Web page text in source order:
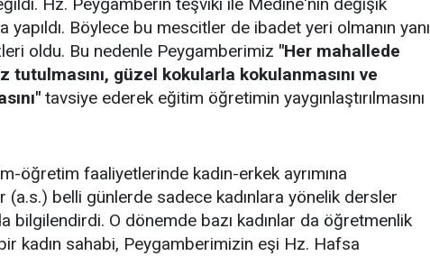
Böylece bu mescitler de ibadet yeri olmanın yanı
oldu. Bu nedenle Peygamberimiz "Her mahallede
güzel kokularla kokulanmasını ve
tavsiye ederek eğitim öğretimin yaygınlaştırılmasını
öğretim faaliyetlerinde kadın-erkek ayrımına
belli günlerde sadece kadınlara yönelik dersler
bilgilendirdi. O dönemde bazı kadınlar da öğretmenlik
kadın sahabi, Peygamberimizin eşi Hz. Hafsa